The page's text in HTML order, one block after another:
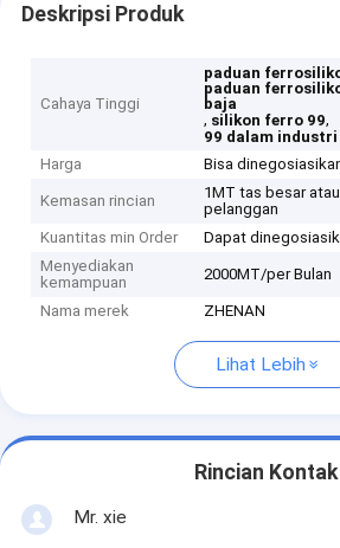
Deskripsi Produk
Cahaya Tinggi
paduan
paduan
baja
, silikon ferro 99,
99 dalam industri
Harga
Bisa
Kemasan rincian
1MT tas besar
pelanggan
Kuantitas min Order
Dapat
Menyediakan
kemampuan
2000MT/per Bulan
Nama merek ZHENAN
Lihat Lebih
Rincian Kontak
Mr. xie